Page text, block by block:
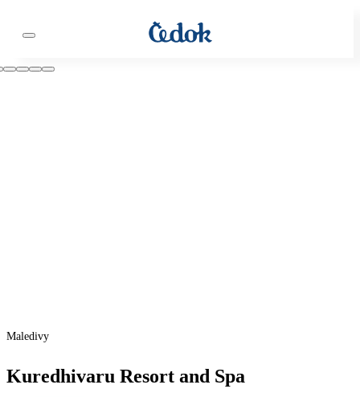
Maledivy
Kuredhivaru Resort and Spa